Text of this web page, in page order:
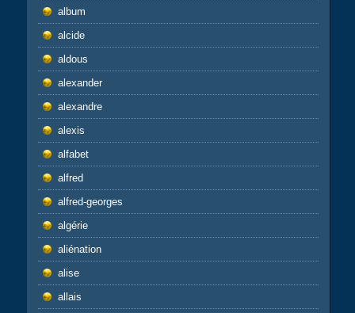
album
alcide
aldous
alexander
alexandre
alexis
alfabet
alfred
alfred-georges
algérie
aliénation
alise
allais